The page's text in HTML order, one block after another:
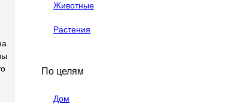
Животные
Растения
По целям
Дом